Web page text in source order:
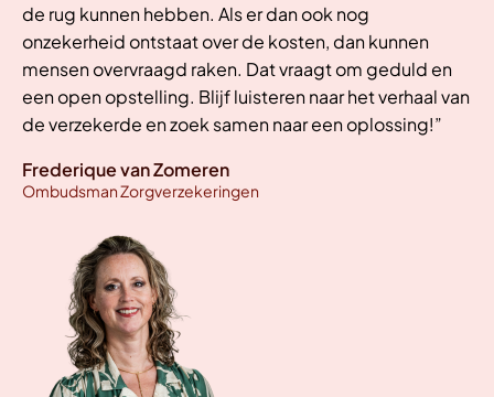
de rug kunnen hebben. Als er dan ook nog
onzekerheid ontstaat over de kosten, dan kunnen
mensen overvraagd raken. Dat vraagt om geduld en
een open opstelling. Blijf luisteren naar het verhaal van
de verzekerde en zoek samen naar een oplossing!”
Frederique van Zomeren
Ombudsman Zorgverzekeringen